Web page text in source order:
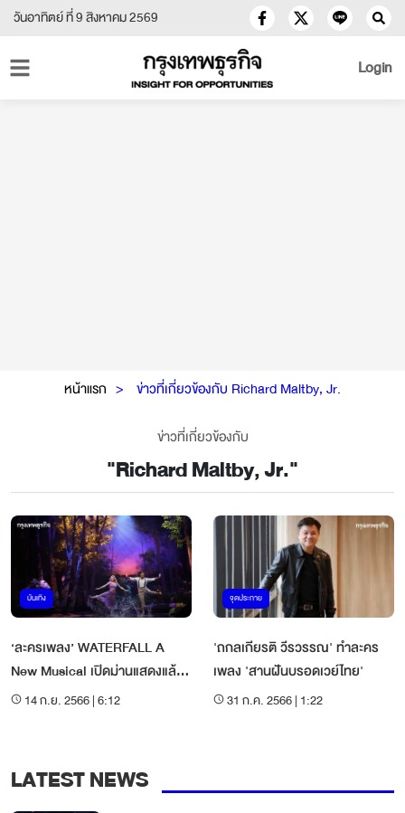
วันอาทิตย์ ที่ 9 สิงหาคม 2569
Login
หน้าแรก ข่าวที่เกี่ยวข้องกับ Richard Maltby, Jr.
ข่าวที่เกี่ยวข้องกับ
"Richard Maltby, Jr."
บันเทิง
‘ละครเพลง’ WATERFALL A
New Musical เปิดม่านแสดงแล้ว
วันนี้14 ก.ย. 2566 | 6:12
จุดประกาย
'ถกลเกียรติ วีรวรรณ' ทำละคร
เพลง 'สานฝันบรอดเวย์ไทย'
31 ก.ค. 2566 | 1:22
LATEST NEWS